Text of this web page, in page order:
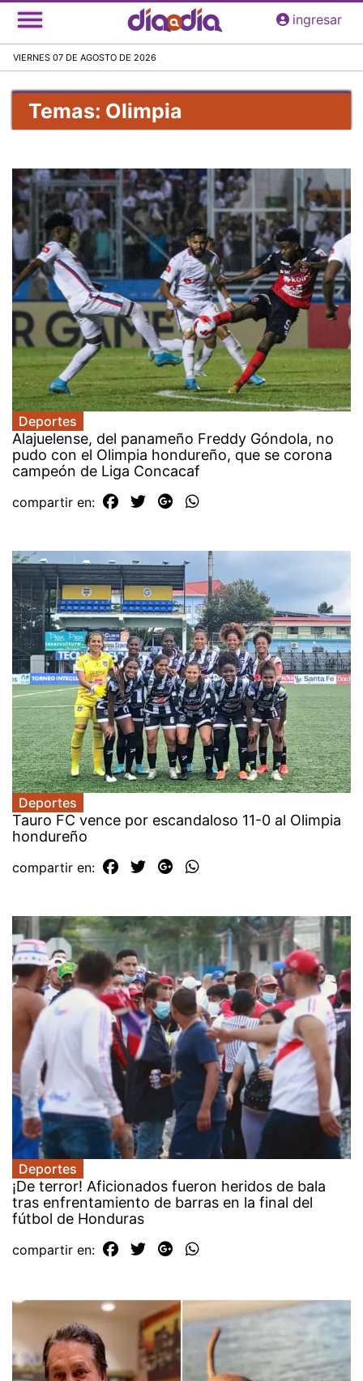
Pasar
al
principal
ingresar
VIERNES 07 DE AGOSTO DE 2026
Temas: Olimpia
Deportes
Alajuelense, del panameño Freddy Góndola, no
pudo con el Olimpia hondureño, que se corona
campeón de Liga Concacaf
compartir en:
Deportes
Tauro FC vence por escandaloso 11-0 al Olimpia
hondureño
compartir en:
Deportes
¡De terror! Aficionados fueron heridos de bala
tras enfrentamiento de barras en la final del
fútbol de Honduras
compartir en: